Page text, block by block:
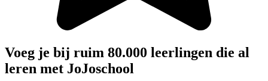
Voeg je bij ruim 80.000 leerlingen die al
leren met JoJoschool